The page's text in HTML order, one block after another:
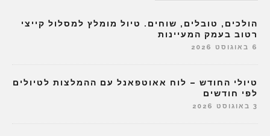
הולכים, טובלים, שוחים. טיול מומלץ למסלול קייצי
רטוב בעמק המעיינות
6 באוגוסט 2026
טיולי החודש – לוח אאוטפאנל עם ההמלצות לטיולים
לפי חודשים
3 באוגוסט 2026